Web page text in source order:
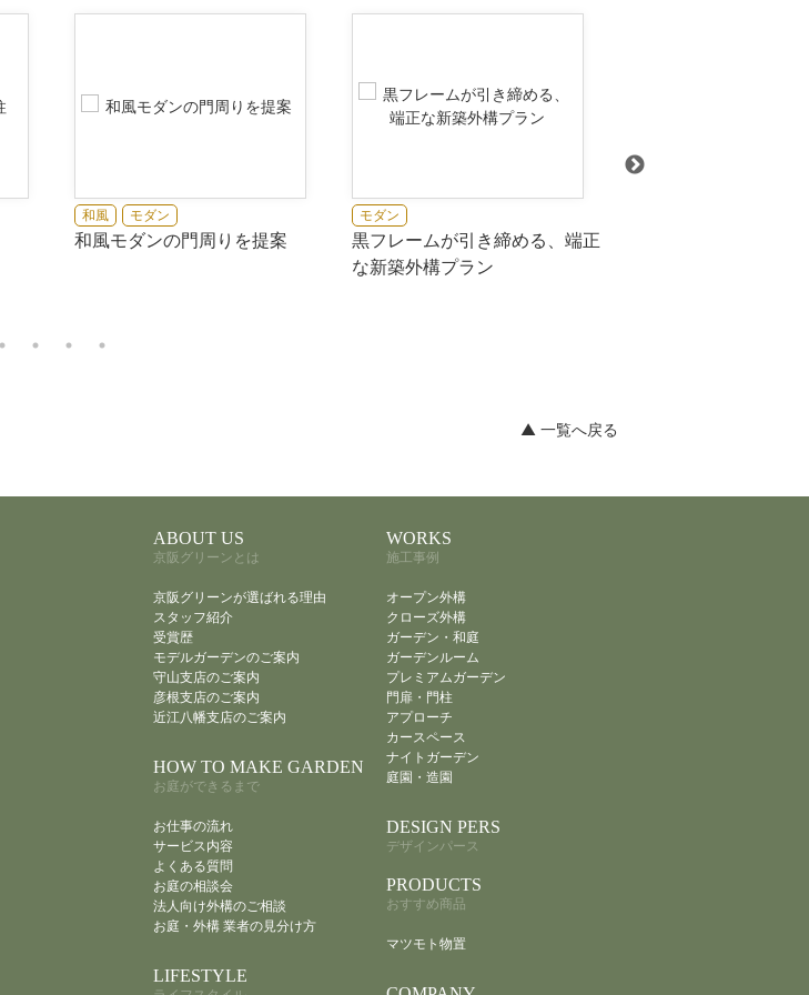
和風 モダン
和風モダンの門周りを提案
モダン
黒フレームが引き締める、端正
な新築外構プラン
▲ 一覧へ戻る
ABOUT US
京阪グリーンとは
京阪グリーンが選ばれる理由
スタッフ紹介
受賞歴
モデルガーデンのご案内
守山支店のご案内
彦根支店のご案内
近江八幡支店のご案内
HOW TO MAKE GARDEN
お庭ができるまで
お仕事の流れ
サービス内容
よくある質問
お庭の相談会
法人向け外構のご相談
お庭・外構 業者の見分け方
LIFESTYLE
WORKS
施工事例
オープン外構
クローズ外構
ガーデン・和庭
ガーデンルーム
プレミアムガーデン
門扉・門柱
アプローチ
カースペース
ナイトガーデン
庭園・造園
DESIGN PERS
デザインパース
PRODUCTS
おすすめ商品
マツモト物置